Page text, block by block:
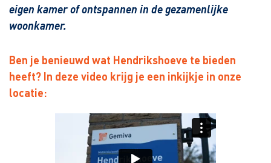
eigen kamer of ontspannen in de gezamenlijke
woonkamer.
Ben je benieuwd wat Hendrikshoeve te bieden
heeft? In deze video krijg je een inkijkje in onze
locatie: